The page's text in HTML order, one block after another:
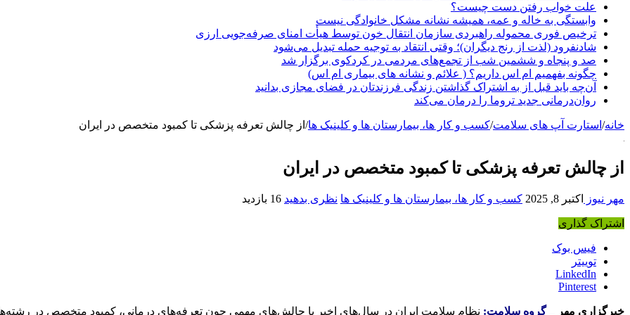
علت خواب رفتن دست چیست؟
وابستگی به خاله و عمه، همیشه نشانه مشکل خانوادگی نیست
ترخیص فوری محموله راهبردی سازمان انتقال خون توسط هیأت امنای صرفه‌جویی ارزی
شادنفرود (لذت از رنج دیگران)؛ وقتی انتقاد به توجیه حمله تبدیل می‌شود
صد و پنجاه‌ و ششمین شب از تجمع‌های مردمی در کردکوی برگزار شد
چگونه بفهمیم ام اس داریم؟ ( علائم و نشانه های بیماری ام اس)
آن‌چه باید قبل از به اشتراک گذاشتن زندگی فرزندتان در فضای مجازی بدانید
روان‌درمانی جدید تروما را درمان می‌کند
خانه/ استارت آپ های سلامت/کسب و کار ها، بیمارستان ها و کلینیک ها/ از چالش تعرفه پزشکی تا کمبود متخصص در ایران
از چالش تعرفه پزشکی تا کمبود متخصص در ایران
مهر نیوز اکتبر 8, 2025 کسب و کار ها، بیمارستان ها و کلینیک ها نظری بدهید 16 بازدید
اشتراک گذاری
فیس بوک
توییتر
LinkedIn
Pinterest
خبرگزاری مهر _ گروه سلامت: نظام سلامت ایران در سال‌های اخیر با چالش‌های مهمی چون تعرفه‌های درمانی، کمبود متخصص در